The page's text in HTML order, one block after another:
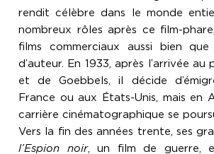
rendit célèbre dans le monde
nombreux rôles après ce film-
films commerciaux aussi bien
d’auteur. En 1933, après l’arrivée
et de Goebbels, il décide
France ou aux États-Unis, mais en
carrière cinématographique se
Vers la fin des années trente, ses
l’Espion noir, un film de guerre,